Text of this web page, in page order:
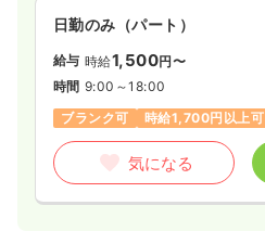
日勤のみ（パート）
給与 時給1,500円〜
時間 9:00～18:00
ブランク可
時給1,700円以上可
気になる